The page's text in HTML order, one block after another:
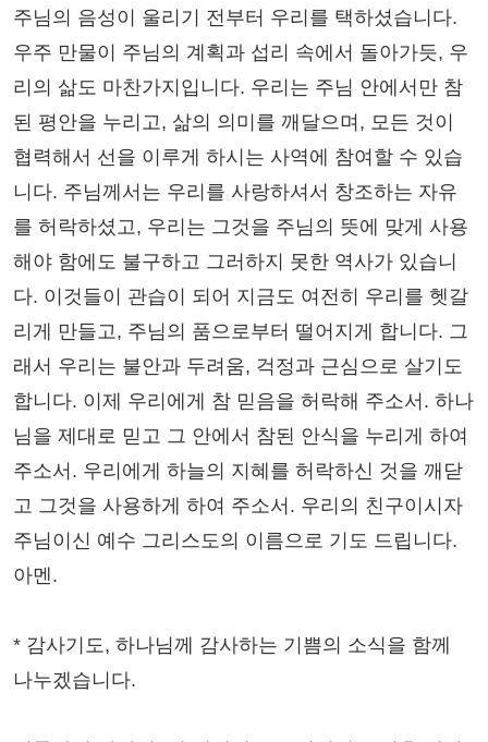
주님의 음성이 울리기 전부터 우리를 택하셨습니다.
우주 만물이 주님의 계획과 섭리 속에서 돌아가듯, 우
리의 삶도 마찬가지입니다. 우리는 주님 안에서만 참
된 평안을 누리고, 삶의 의미를 깨달으며, 모든 것이
협력해서 선을 이루게 하시는 사역에 참여할 수 있습
니다. 주님께서는 우리를 사랑하셔서 창조하는 자유
를 허락하셨고, 우리는 그것을 주님의 뜻에 맞게 사용
해야 함에도 불구하고 그러하지 못한 역사가 있습니
다. 이것들이 관습이 되어 지금도 여전히 우리를 헷갈
리게 만들고, 주님의 품으로부터 떨어지게 합니다. 그
래서 우리는 불안과 두려움, 걱정과 근심으로 살기도
합니다. 이제 우리에게 참 믿음을 허락해 주소서. 하나
님을 제대로 믿고 그 안에서 참된 안식을 누리게 하여
주소서. 우리에게 하늘의 지혜를 허락하신 것을 깨닫
고 그것을 사용하게 하여 주소서. 우리의 친구이시자
주님이신 예수 그리스도의 이름으로 기도 드립니다.
아멘.
* 감사기도, 하나님께 감사하는 기쁨의 소식을 함께
나누겠습니다.